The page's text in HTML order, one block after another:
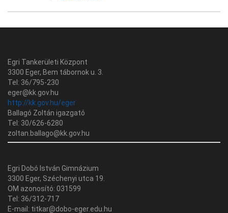
Egri Tankerületi Központ
3300 Eger, Bem tábornok u. 3.
Tel: 36/795-230
eger@kk.gov.hu
http://kk.gov.hu/eger
Ballagó Zoltán igazgató
Tel: 30/626-6280
zoltan.ballago@kk.gov.hu
Egri Dobó István Gimnázium
3300 Eger, Széchenyi utca 19.
OM azonosító: 031599
Tel: 36/312-717
E-mail: titkar@dobo-eger.edu.hu